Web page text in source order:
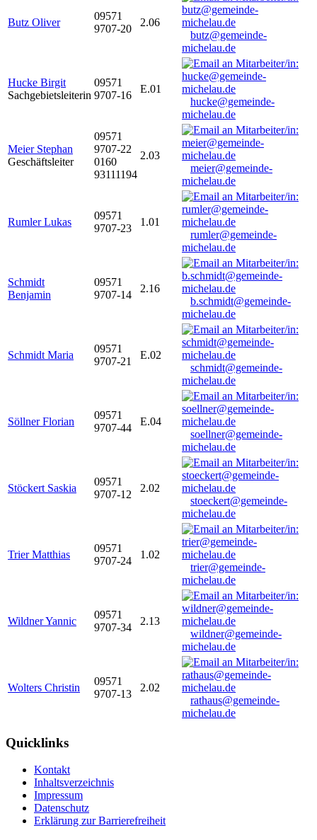
Butz Oliver
09571
9707-20
2.06
butz@gemeinde-
michelau.de
Hucke Birgit
Sachgebietsleiterin
09571
9707-16
E.01
hucke@gemeinde-
michelau.de
Meier Stephan
Geschäftsleiter
09571
9707-22
0160
93111194
2.03
meier@gemeinde-
michelau.de
Rumler Lukas
09571
9707-23
1.01
rumler@gemeinde-
michelau.de
Schmidt
Benjamin
09571
9707-14
2.16
b.schmidt@gemeinde-
michelau.de
Schmidt Maria
09571
9707-21
E.02
schmidt@gemeinde-
michelau.de
Söllner Florian
09571
9707-44
E.04
soellner@gemeinde-
michelau.de
Stöckert Saskia
09571
9707-12
2.02
stoeckert@gemeinde-
michelau.de
Trier Matthias
09571
9707-24
1.02
trier@gemeinde-
michelau.de
Wildner Yannic
09571
9707-34
2.13
wildner@gemeinde-
michelau.de
Wolters Christin
09571
9707-13
2.02
rathaus@gemeinde-
michelau.de
Quicklinks
Kontakt
Inhaltsverzeichnis
Impressum
Datenschutz
Erklärung zur Barrierefreiheit